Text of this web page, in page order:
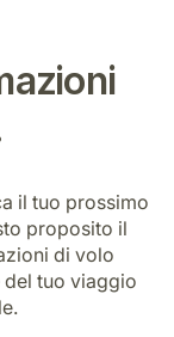
il tuo prossimo
proposito il
di volo
tuo viaggio